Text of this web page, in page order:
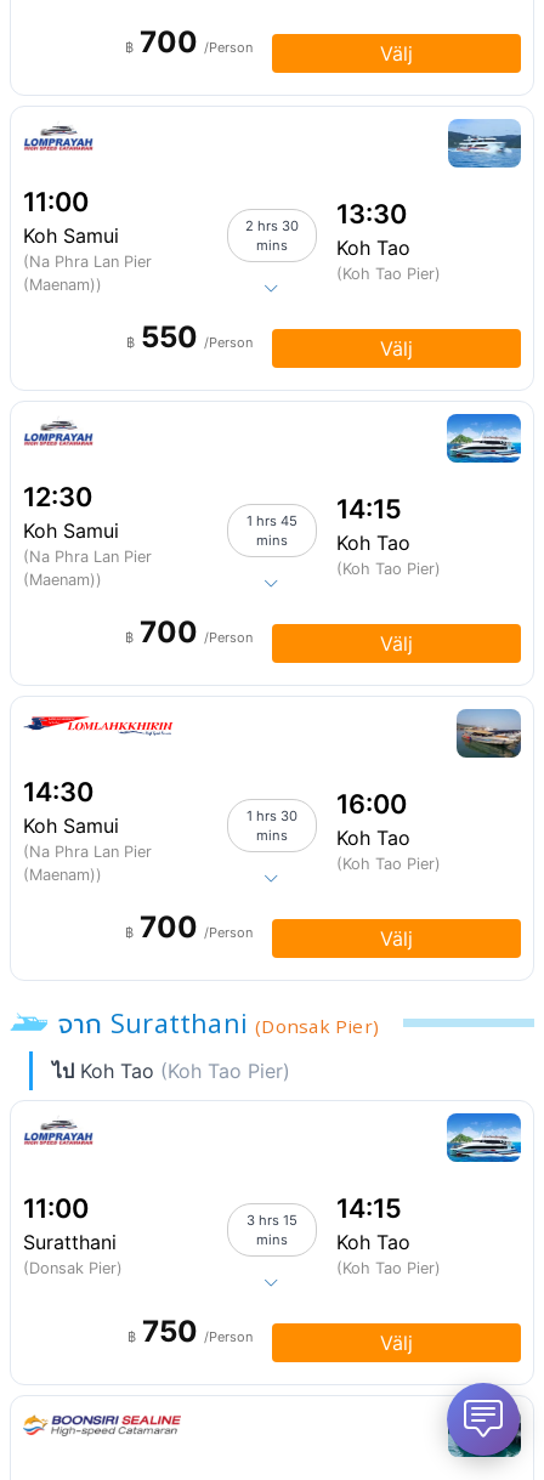
฿ 700 /Person Välj
11:00
Koh Samui
(Na Phra Lan Pier
(Maenam))
2 hrs 30
mins
13:30
Koh Tao
(Koh Tao Pier)
฿ 550 /Person Välj
12:30
Koh Samui
(Na Phra Lan Pier
(Maenam))
1 hrs 45
mins
14:15
Koh Tao
(Koh Tao Pier)
฿ 700 /Person Välj
14:30
Koh Samui
(Na Phra Lan Pier
(Maenam))
1 hrs 30
mins
16:00
Koh Tao
(Koh Tao Pier)
฿ 700 /Person Välj
จาก Suratthani(Donsak Pier)
ไป Koh Tao (Koh Tao Pier)
11:00
Suratthani
(Donsak Pier)
3 hrs 15
mins
14:15
Koh Tao
(Koh Tao Pier)
฿ 750 /Person Välj